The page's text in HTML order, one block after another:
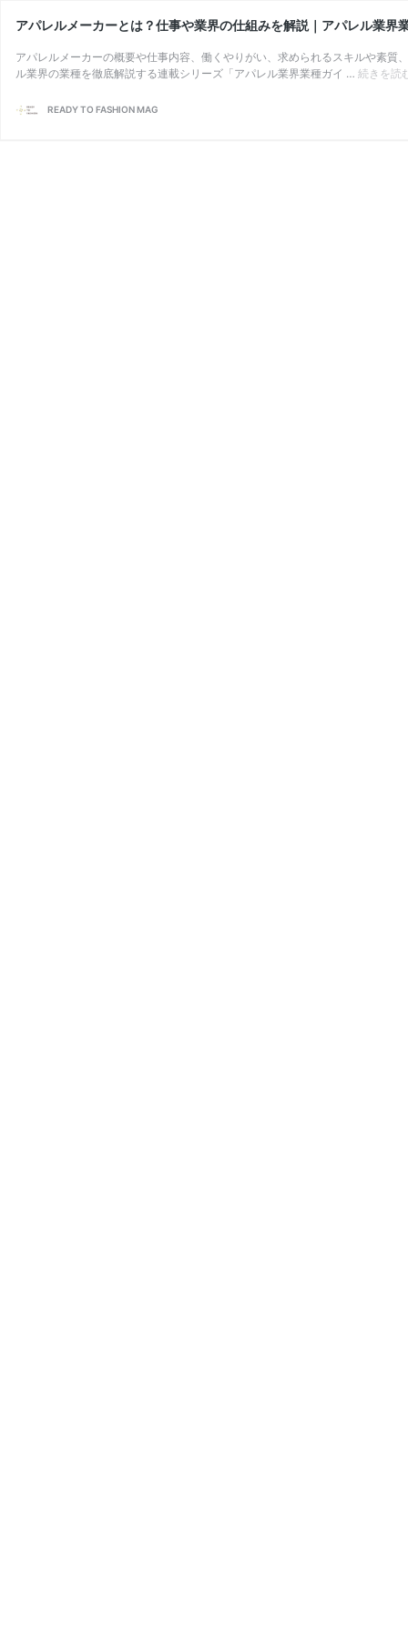
アパレルメーカーとは？仕事や業界の仕組みを解説｜アパレル業界
アパレルメーカーの概要や仕事内容、働くやりがい、求められるスキルや素
ル業界の業種を徹底解説する連載シリーズ「アパレル業界業種ガイ … 続きを読
READY TO FASHION MAG